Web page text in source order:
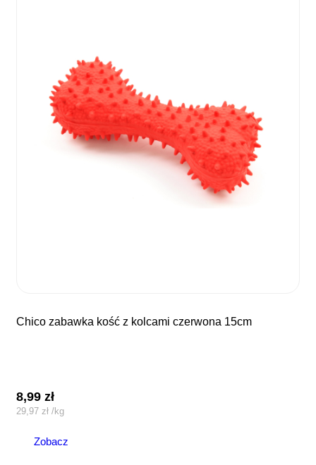
chico zabawka kość z kolcami czerwona 15cm
8,99zł
29,97 zł /kg
Zobacz